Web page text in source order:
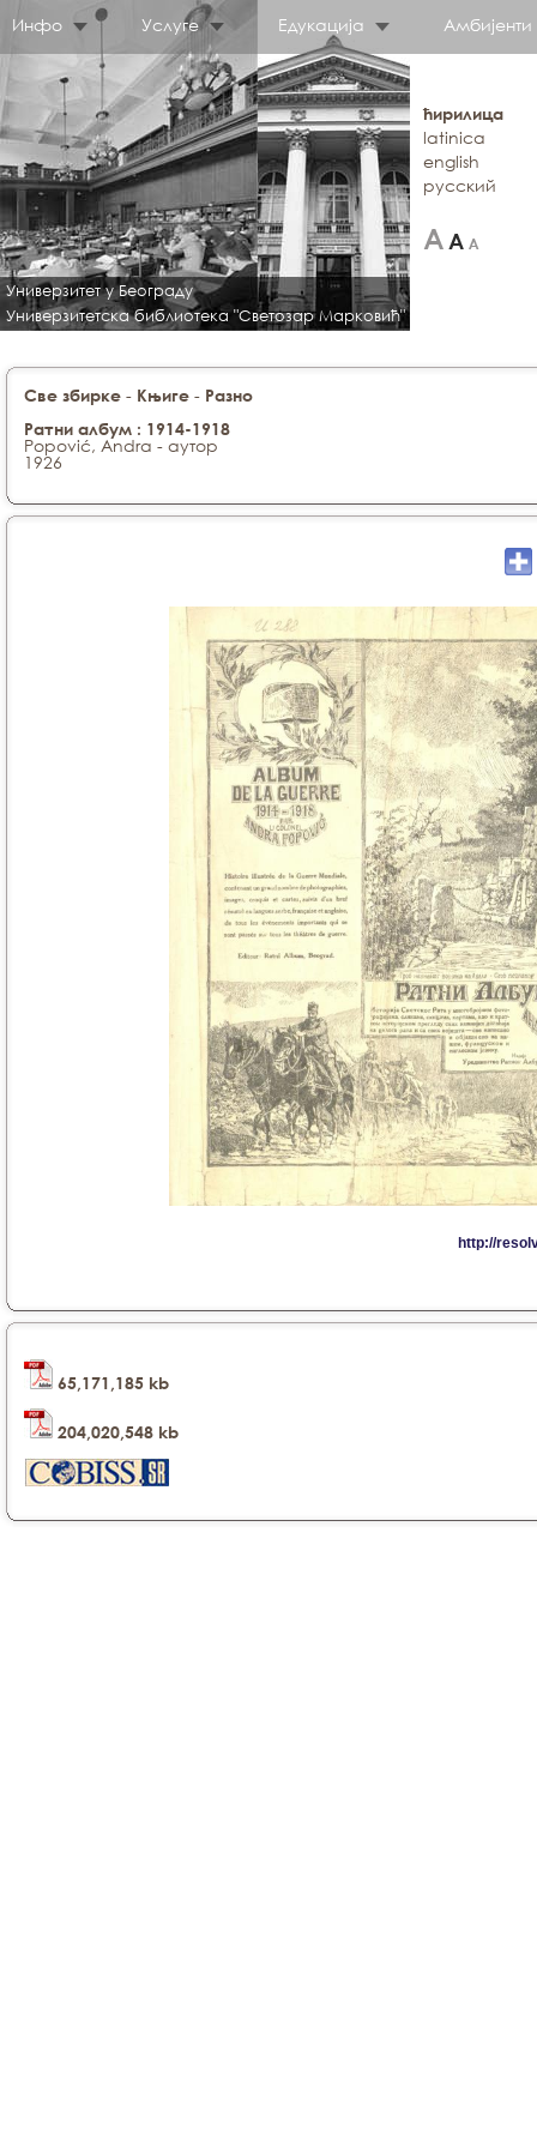
Инфо Услуге Едукација Амбијенти
Универзитет у Београду
Универзитетска библиотека "Светозар Марковић"
ћирилица
latinica
english
русский
Све збирке - Књиге - Разно
Ратни албум : 1914-1918
Popović, Andra - аутор
1926
65,171,185 kb
204,020,548 kb